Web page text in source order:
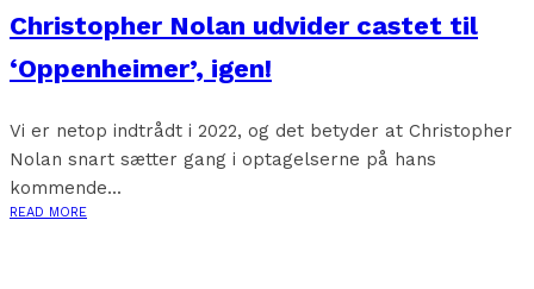
Christopher Nolan udvider castet til
‘Oppenheimer’, igen!
Vi er netop indtrådt i 2022, og det betyder at Christopher
Nolan snart sætter gang i optagelserne på hans
kommende...
READ MORE